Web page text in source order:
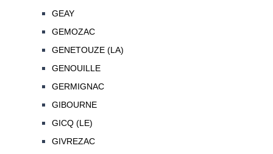
GEAY
GEMOZAC
GENETOUZE (LA)
GENOUILLE
GERMIGNAC
GIBOURNE
GICQ (LE)
GIVREZAC